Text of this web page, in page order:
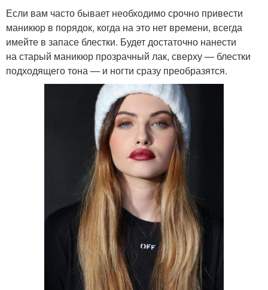
Если вам часто бывает необходимо срочно привести
маникюр в порядок, когда на это нет времени, всегда
имейте в запасе блестки. Будет достаточно нанести
на старый маникюр прозрачный лак, сверху — блестки
подходящего тона — и ногти сразу преобразятся.